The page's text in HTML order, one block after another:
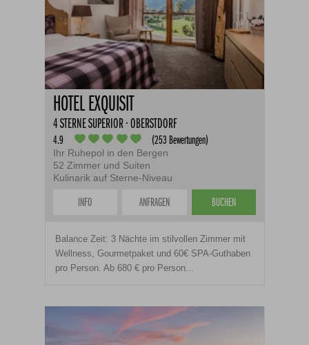
HOTEL EXQUISIT
4 STERNE SUPERIOR · OBERSTDORF
4.9 (253 Bewertungen)
Ihr Ruhepol in den Bergen
52 Zimmer und Suiten
Kulinarik auf Sterne-Niveau
INFO ANFRAGEN BUCHEN
Balance Zeit: 3 Nächte im stilvollen Zimmer mit
Wellness, Gourmetpaket und 60€ SPA-Guthaben
pro Person. Ab 680 € pro Person...